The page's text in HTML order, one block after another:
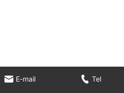
E-mail Tel